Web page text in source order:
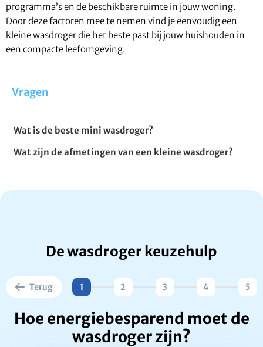
programma’s en de beschikbare ruimte in jouw woning.
Door deze factoren mee te nemen vind je eenvoudig een
kleine wasdroger die het beste past bij jouw huishouden in
een compacte leefomgeving.
Vragen
Wat is de beste mini wasdroger?
Wat zijn de afmetingen van een kleine wasdroger?
De wasdroger keuzehulp
Terug 1 2 3 4 5
Hoe energiebesparend moet de
wasdroger zijn?